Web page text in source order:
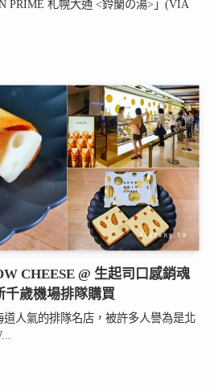
PRIME 札幌大通 <鈴蘭の湯>」(VIA
CHEESE @ 生起司口感銷魂
歲機場排隊購買
道人氣的排隊名店，被許多人譽為是北